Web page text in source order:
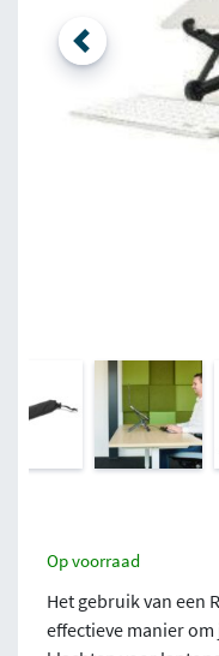
Op voorraad
Het gebruik van een
effectieve manier